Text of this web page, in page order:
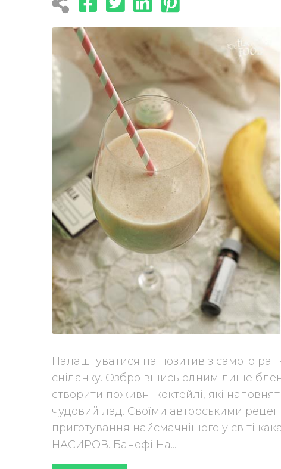
Налаштуватися на позитив з самого
сніданку. Озброївшись одним лише
створити поживні коктейлі, які
чудовий лад. Своїми авторськими
приготування найсмачнішого у світі
НАСИРОВ. Банофі На...